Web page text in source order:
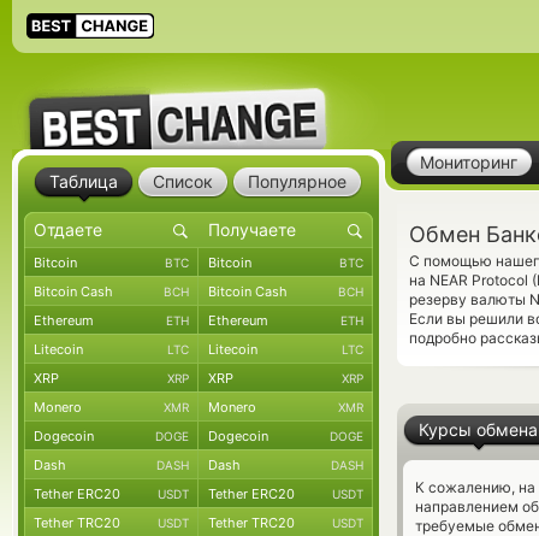
Мониторинг
Обмен
С помощью
на NEAR Protocol
резерву валюты
Если вы решили
подробно
Курсы обмена
К сожалению, на
направлением
требуемые
Таблица Список Популярное
Bitcoin BTC Bitcoin BTC
Bitcoin Cash BCH Bitcoin Cash BCH
Ethereum ETH Ethereum ETH
Litecoin LTC Litecoin LTC
XRP XRP XRP XRP
Monero XMR Monero XMR
Dogecoin DOGE Dogecoin DOGE
Dash DASH Dash DASH
Tether ERC20 USDT Tether ERC20 USDT
Tether TRC20 USDT Tether TRC20 USDT